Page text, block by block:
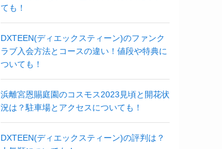
ても！
DXTEEN(ディエックスティーン)のファンク
ラブ入会方法とコースの違い！値段や特典に
ついても！
浜離宮恩賜庭園のコスモス2023見頃と開花状
況は？駐車場とアクセスについても！
DXTEEN(ディエックスティーン)の評判は？